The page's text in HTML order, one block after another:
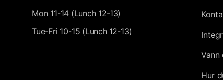
Mon 11-14 (Lunch 12-13)
Tue-Fri 10-15 (Lunch 12-13)
Vann
Hur